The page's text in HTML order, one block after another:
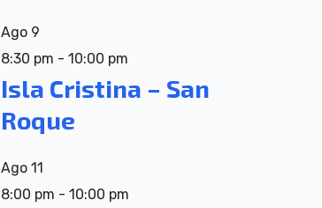
Ago 9
8:30 pm - 10:00 pm
Isla Cristina – San
Roque
Ago 11
8:00 pm - 10:00 pm